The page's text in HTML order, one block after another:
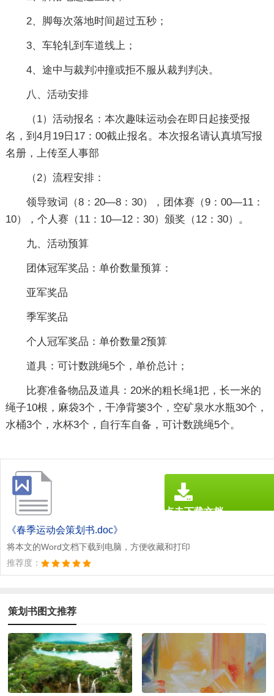
2、脚每次落地时间超过五秒；
3、车轮轧到车道线上；
4、途中与裁判冲撞或拒不服从裁判判决。
八、活动安排
（1）活动报名：本次趣味运动会在即日起接受报
名，到4月19日17：00截止报名。本次报名请认真填写报
名册，上传至人事部
（2）流程安排：
领导致词（8：20—8：30），团体赛（9：00—11：
10），个人赛（11：10—12：30）颁奖（12：30）。
九、活动预算
团体冠军奖品：单价数量预算：
亚军奖品
季军奖品
个人冠军奖品：单价数量2预算
道具：可计数跳绳5个，单价总计；
比赛准备物品及道具：20米的粗长绳1把，长一米的
绳子10根，麻袋3个，干净背篓3个，空矿泉水水瓶30个，
水桶3个，水杯3个，自行车自备，可计数跳绳5个。
《春季运动会策划书.doc》
将本文的Word文档下载到电脑，方便收藏和打印
推荐度：
点击下载文档
策划书图文推荐